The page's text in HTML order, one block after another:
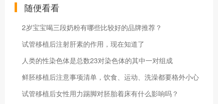
随便看看
2岁宝宝喝三段奶粉有哪些比较好的品牌推荐？
试管移植后注射肝素的作用，现在知道了
人类的性染色体是总数23对染色体的其中一对组成
鲜胚移植后注意事项清单，饮食、运动、洗澡都要格外小心
试管移植后女性用力踢脚对胚胎着床有什么影响吗？